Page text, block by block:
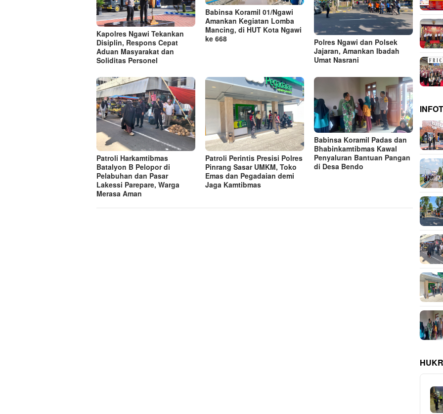
Kapolres Ngawi Tekankan
Disiplin, Respons Cepat
Aduan Masyarakat dan
Soliditas Personel
Babinsa Koramil 01/Ngawi
Amankan Kegiatan Lomba
Mancing, di HUT Kota Ngawi
ke 668
Polres Ngawi dan Polsek
Jajaran, Amankan Ibadah
Umat Nasrani
Patroli Harkamtibmas
Batalyon B Pelopor di
Pelabuhan dan Pasar
Lakessi Parepare, Warga
Merasa Aman
Patroli Perintis Presisi Polres
Pinrang Sasar UMKM, Toko
Emas dan Pegadaian demi
Jaga Kamtibmas
Babinsa Koramil Padas dan
Bhabinkamtibmas Kawal
Penyaluran Bantuan Pangan
di Desa Bendo